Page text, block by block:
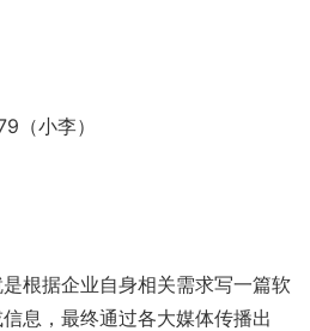
（小李）
根据企业自身相关需求写一篇软
息，最终通过各大媒体传播出